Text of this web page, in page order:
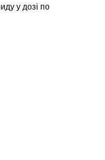
у дозі по